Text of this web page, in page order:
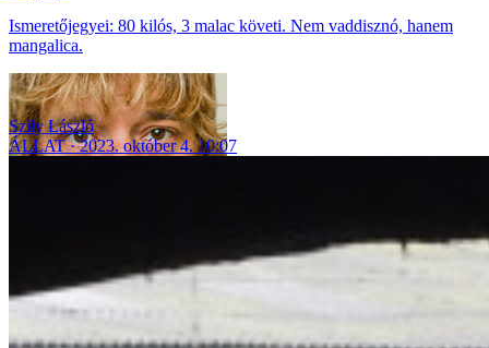
Ismeretőjegyei: 80 kilós, 3 malac követi. Nem vaddisznó, hanem
mangalica.
Szily László
ÁLLAT
2023. október 4. 10:07